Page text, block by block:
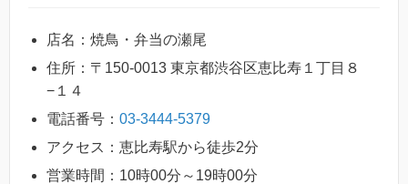
店名：焼鳥・弁当の瀬尾
住所：〒150-0013 東京都渋谷区恵比寿１丁目８
−１４
電話番号： 03-3444-5379
アクセス：恵比寿駅から徒歩2分
営業時間：10時00分～19時00分